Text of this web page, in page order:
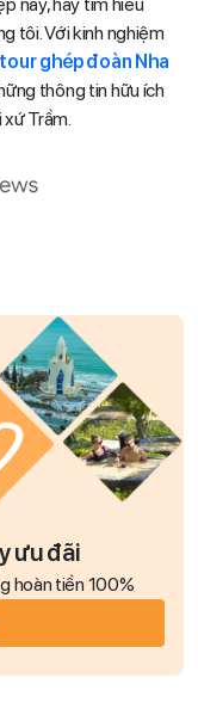
tôi. Với kinh nghiệm
tour ghép đoàn Nha
thông tin hữu ích
Trầm.
ưu đãi
hoàn tiền 100%